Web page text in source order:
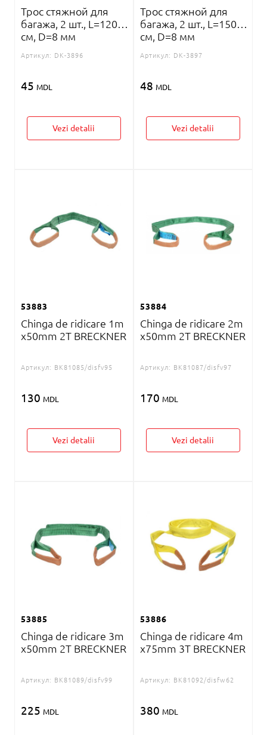
Трос стяжной для
багажа, 2 шт., L=120
см, D=8 мм
Артикул: DK-3896
45 MDL
Vezi detalii
Трос стяжной для
багажа, 2 шт., L=150
см, D=8 мм
Артикул: DK-3897
48 MDL
Vezi detalii
53883
Chinga de ridicare 1m
x50mm 2T BRECKNER
Артикул: BK81085/disfv95
130 MDL
Vezi detalii
53884
Chinga de ridicare 2m
x50mm 2T BRECKNER
Артикул: BK81087/disfv97
170 MDL
Vezi detalii
53885
Chinga de ridicare 3m
x50mm 2T BRECKNER
Артикул: BK81089/disfv99
225 MDL
53886
Chinga de ridicare 4m
x75mm 3T BRECKNER
Артикул: BK81092/disfw62
380 MDL